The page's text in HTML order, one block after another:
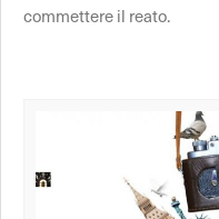
commettere il reato.